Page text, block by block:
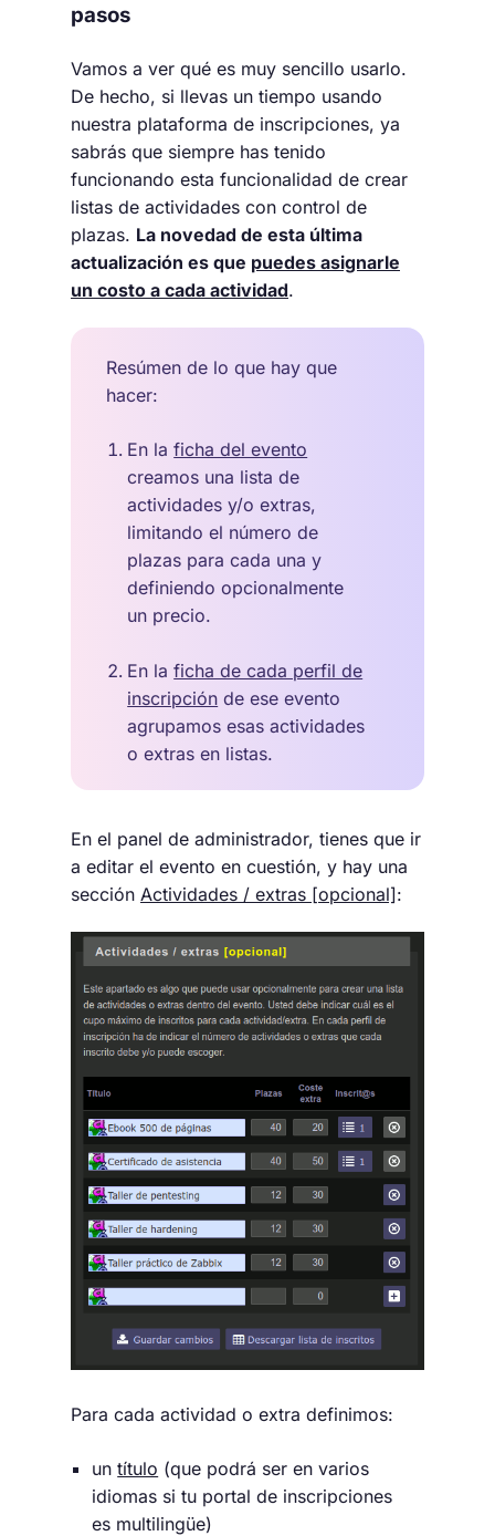
pasos
Vamos a ver qué es muy sencillo usarlo.
De hecho, si llevas un tiempo usando
nuestra plataforma de inscripciones, ya
sabrás que siempre has tenido
funcionando esta funcionalidad de crear
listas de actividades con control de
plazas. La novedad de esta última
actualización es que puedes asignarle
un costo a cada actividad.
Resúmen de lo que hay que
hacer:
En laficha del evento
creamos una lista de
actividades y/o extras,
limitando el número de
plazas para cada una y
definiendo opcionalmente
un precio.
En laficha de cada perfil de
inscripción de ese evento
agrupamos esas actividades
o extras en listas.
En el panel de administrador, tienes que ir
a editar el evento en cuestión, y hay una
sección Actividades / extras [opcional]:
Para cada actividad o extra definimos:
untítulo (que podrá ser en varios
idiomas si tu portal de inscripciones
es multilingüe)